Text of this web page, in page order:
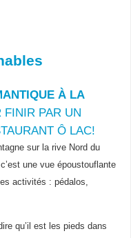
À LA
PAR UN
Ô LAC!
sur la rive Nord du
une vue époustouflante
activités : pédalos,
qu’il est les pieds dans